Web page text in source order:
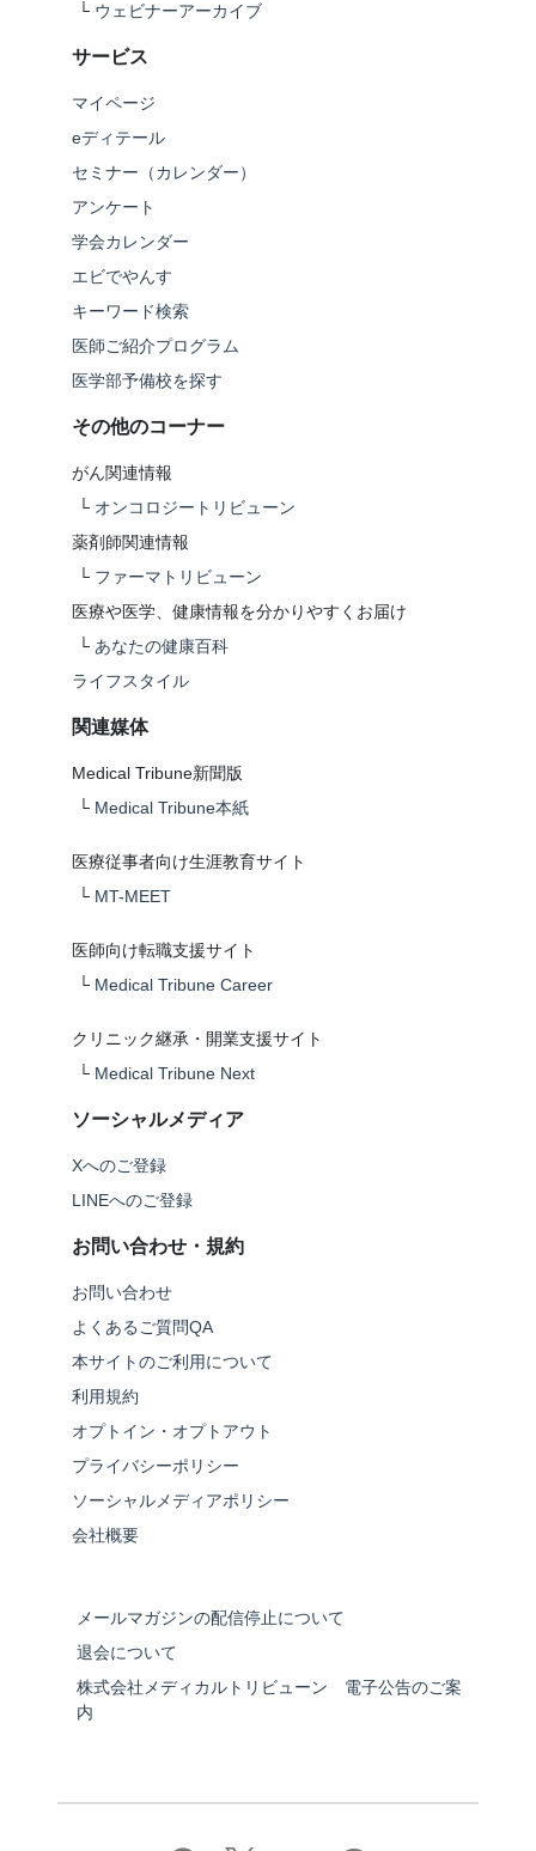
└ ウェビナーアーカイブ
サービス
マイページ
eディテール
セミナー（カレンダー）
アンケート
学会カレンダー
エビでやんす
キーワード検索
医師ご紹介プログラム
医学部予備校を探す
その他のコーナー
がん関連情報
└ オンコロジートリビューン
薬剤師関連情報
└ ファーマトリビューン
医療や医学、健康情報を分かりやすくお届け
└ あなたの健康百科
ライフスタイル
関連媒体
Medical Tribune新聞版
└ Medical Tribune本紙
医療従事者向け生涯教育サイト
└ MT-MEET
医師向け転職支援サイト
└ Medical Tribune Career
クリニック継承・開業支援サイト
└ Medical Tribune Next
ソーシャルメディア
Xへのご登録
LINEへのご登録
お問い合わせ・規約
お問い合わせ
よくあるご質問QA
本サイトのご利用について
利用規約
オプトイン・オプトアウト
プライバシーポリシー
ソーシャルメディアポリシー
会社概要
メールマガジンの配信停止について
退会について
株式会社メディカルトリビューン 電子公告のご案
内